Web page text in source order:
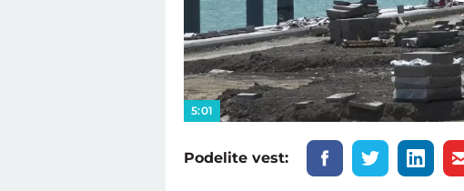
5:01
Podelite vest: